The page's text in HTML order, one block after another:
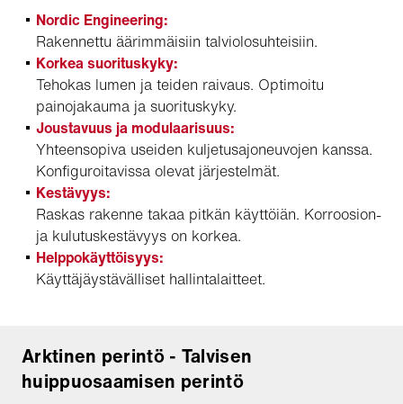
Nordic Engineering:
Rakennettu äärimmäisiin talviolosuhteisiin.
Korkea suorituskyky:
Tehokas lumen ja teiden raivaus. Optimoitu
painojakauma ja suorituskyky.
Joustavuus ja modulaarisuus:
Yhteensopiva useiden kuljetusajoneuvojen kanssa.
Konfiguroitavissa olevat järjestelmät.
Kestävyys:
Raskas rakenne takaa pitkän käyttöiän. Korroosion-
ja kulutuskestävyys on korkea.
Helppokäyttöisyys:
Käyttäjäystävälliset hallintalaitteet.
Arktinen perintö - Talvisen
huippuosaamisen perintö